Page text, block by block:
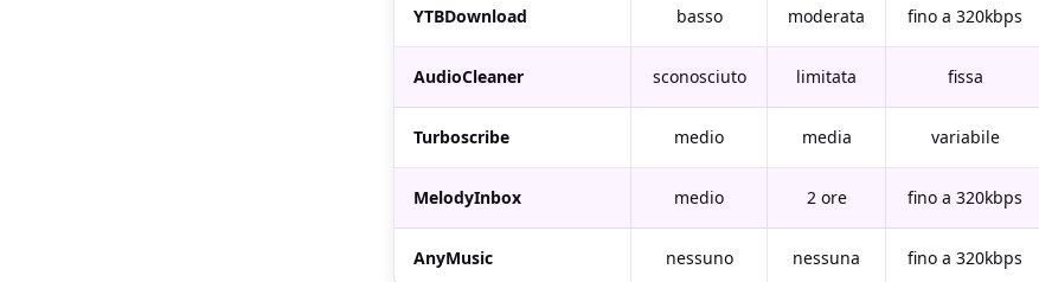
YTBDownload basso moderata fino a 320kbps
AudioCleaner sconosciuto limitata fissa
Turboscribe medio media variabile
MelodyInbox medio 2 ore fino a 320kbps
AnyMusic nessuno nessuna fino a 320kbps